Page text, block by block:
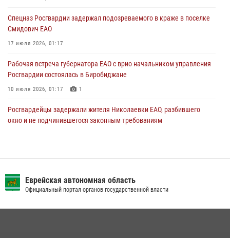
Спецназ Росгвардии задержал подозреваемого в краже в поселке
Смидович ЕАО
17 июля 2026, 01:17
Рабочая встреча губернатора ЕАО с врио начальником управления
Росгвардии состоялась в Биробиджане
10 июля 2026, 01:17 1
Росгвардейцы задержали жителя Николаевки ЕАО, разбившего
окно и не подчинившегося законным требованиям
31 июля 2026, 01:48
Еврейская автономная область
Официальный портал органов государственной власти